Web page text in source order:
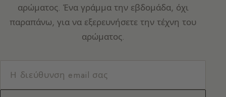
αρώματος. Ένα γράμμα την εβδομάδα, όχι
παραπάνω, για να εξερευνήσετε την τέχνη του
αρώματος.